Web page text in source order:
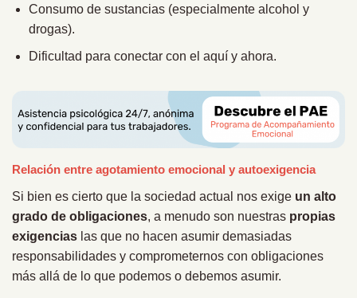
Consumo de sustancias (especialmente alcohol y
drogas).
Dificultad para conectar con el aquí y ahora.
Relación entre agotamiento emocional y autoexigencia
Si bien es cierto que la sociedad actual nos exige un alto
grado de obligaciones, a menudo son nuestras propias
exigencias las que no hacen asumir demasiadas
responsabilidades y comprometernos con obligaciones
más allá de lo que podemos o debemos asumir.